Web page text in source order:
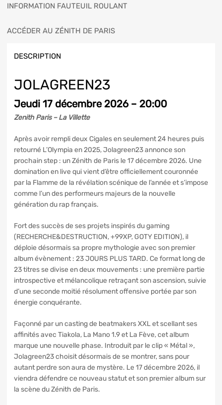
INFORMATION FAUTEUIL ROULANT
ACCÉDER AU ZÉNITH DE PARIS
DESCRIPTION
JOLAGREEN23
Jeudi 17 décembre 2026 – 20:00
Zenith Paris – La Villette
Après avoir rempli deux Cigales en seulement 24 heures puis
retourné L’Olympia en 2025, Jolagreen23 annonce son
prochain step : un Zénith de Paris le 17 décembre 2026. Une
domination en live qui vient d’être officiellement couronnée
par la Flamme de la révélation scénique de l’année et s’impose
comme l’un des performeurs majeurs de la nouvelle
génération du rap français.
Fort des succès de ses projets inspirés du gaming
(RECHERCHE&DESTRUCTION, +99XP, GOTY EDITION), il
déploie désormais sa propre mythologie avec son premier
album évènement : 23 JOURS PLUS TARD. Ce format long de
23 titres se divise en deux mouvements : une première partie
introspective et mélancolique retraçant son ascension, suivie
d’une seconde moitié résolument offensive portée par son
énergie conquérante.
Façonné par un casting de beatmakers XXL et scellant ses
affinités avec Tiakola, La Mano 1.9 et La Fève, cet album
marque une nouvelle phase. Introduit par le clip « Métal »,
Jolagreen23 choisit désormais de se montrer, sans pour
autant perdre son aura de mystère. Le 17 décembre 2026, il
viendra défendre ce nouveau statut et son premier album sur
la scène du Zénith de Paris.